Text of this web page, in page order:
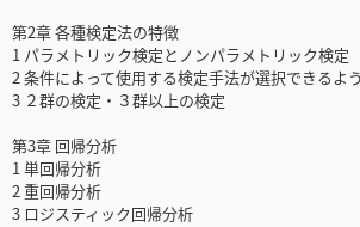
第2章 各種検定法の特徴
1 パラメトリック検定とノンパラメトリック検定
2 条件によって使用する検定手法が選択できるよ
3 ２群の検定・３群以上の検定
第3章 回帰分析
1 単回帰分析
2 重回帰分析
3 ロジスティック回帰分析